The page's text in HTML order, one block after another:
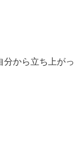
から立ち上がっ